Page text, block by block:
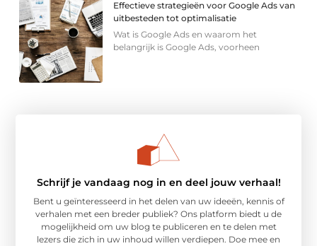
Effectieve strategieën voor Google Ads van
uitbesteden tot optimalisatie
Wat is Google Ads en waarom het
belangrijk is Google Ads, voorheen
Schrijf je vandaag nog in en deel jouw verhaal!
Bent u geïnteresseerd in het delen van uw ideeën, kennis of
verhalen met een breder publiek? Ons platform biedt u de
mogelijkheid om uw blog te publiceren en te delen met
lezers die zich in uw inhoud willen verdiepen. Doe mee en